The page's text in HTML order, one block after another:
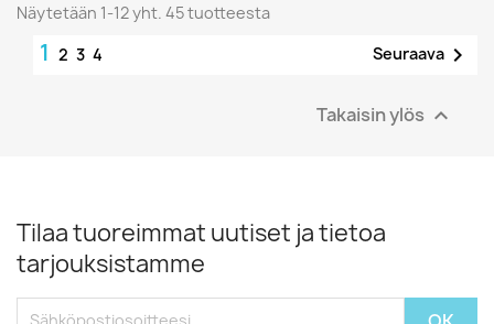
Näytetään 1-12 yht. 45 tuotteesta
1 2 3 4 Seuraava 
Takaisin ylös 
Tilaa tuoreimmat uutiset ja tietoa
tarjouksistamme